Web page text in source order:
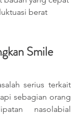
berat
Smile
serius terkait
sebagian orang
nasolabial